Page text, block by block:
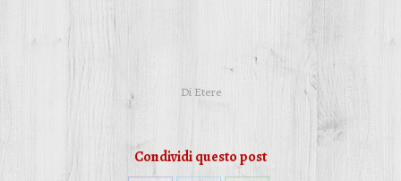
Di Etere
Condividi questo post